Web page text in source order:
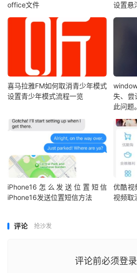
office文件
设置悬
喜马拉雅FM如何取消青少年模式
设置青少年模式流程一览
失、尝
此问题。
iPhone16怎么发送位置短信
iPhone16发送位置短信方法
优酷视
视频取
评论 抢沙发
评论前必须登录